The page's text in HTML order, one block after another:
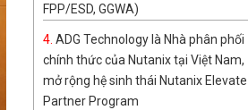
FPP/ESD, GGWA)
ADG Technology là Nhà phân phối
chính thức của Nutanix tại Việt Nam,
mở rộng hệ sinh thái Nutanix Elevate
Partner Program